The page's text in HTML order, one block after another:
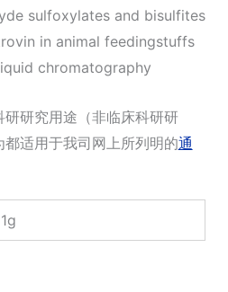
sulfoxylates and bisulfites
in animal feedingstuffs
chromatography
研究用途（非临床科研研
适用于我司网上所列明的通
1g